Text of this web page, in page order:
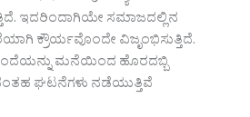
ಇದರಿಂದಾಗಿಯೇ ಸಮಾಜದಲ್ಲಿನ
ಕ್ರೌರ್ಯವೊಂದೇ ವಿಜೃಂಭಿಸುತ್ತಿದೆ.
ತಂದೆಯನ್ನು ಮನೆಯಿಂದ ಹೊರದಬ್ಬಿ
ಘಟನೆಗಳು ನಡೆಯುತ್ತಿವೆ